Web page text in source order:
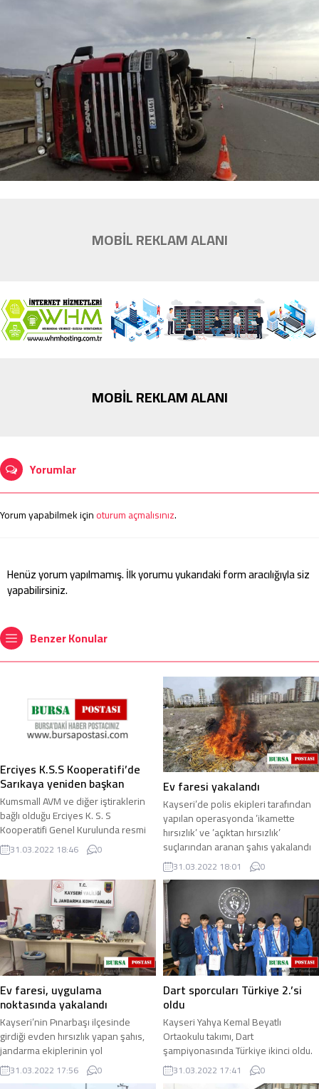
MOBİL REKLAM ALANI
MOBİL REKLAM ALANI
Yorumlar
Yorum yapabilmek içinoturum açmalısınız.
Henüz yorum yapılmamış. İlk yorumu yukarıdaki form aracılığıyla siz
yapabilirsiniz.
Benzer Konular
Erciyes K.S.S Kooperatifi’de
Sarıkaya yeniden başkan
Kumsmall AVM ve diğer iştiraklerin
bağlı olduğu Erciyes K. S. S
Kooperatifi Genel Kurulunda resmi
olmayan sonuçlara göre Ercan
Sarıkaya yeniden ...
31.03.2022 18:46 0
Ev faresi yakalandı
Kayseri’de polis ekipleri tarafından
yapılan operasyonda ’ikamette
hırsızlık’ ve ’açıktan hırsızlık’
suçlarından aranan şahıs yakalandı
... 31.03.2022 18:01 0
Ev faresi, uygulama
noktasında yakalandı
Kayseri’nin Pınarbaşı ilçesinde
girdiği evden hırsızlık yapan şahıs,
jandarma ekiplerinin yol
kontrolünde yakalandı. Pınarbaşı İlçe
Jandarma ...
31.03.2022 17:56 0
Dart sporcuları Türkiye 2.’si
oldu
Kayseri Yahya Kemal Beyatlı
Ortaokulu takımı, Dart
şampiyonasında Türkiye ikinci oldu.
Konya’da gerçekleştirilen Okul
Sporları Dart Yıldızlar ...
31.03.2022 17:41 0